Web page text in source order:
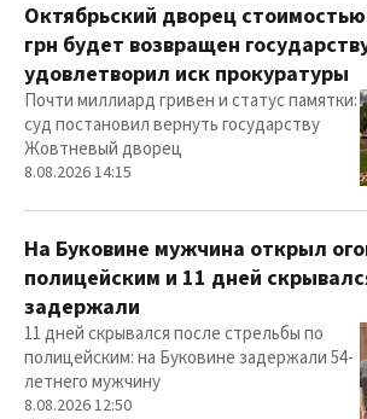
Октябрьский дворец
грн будет возвращен
удовлетворил иск прокуратуры
Почти миллиард гривен и статус памятки:
суд постановил вернуть государству
Жовтневый дворец
8.08.2026 14:15
На Буковине мужчина открыл
полицейским и 11 дней
задержали
11 дней скрывался после стрельбы по
полицейским: на Буковине задержали 54-
летнего мужчину
8.08.2026 12:50